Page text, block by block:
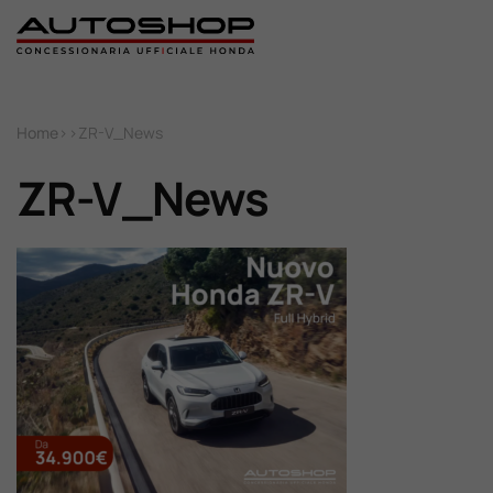
Nuovo
Usato
Promozioni
Assistenza
Ricambi
Home > > ZR-V_News
ZR-V_News